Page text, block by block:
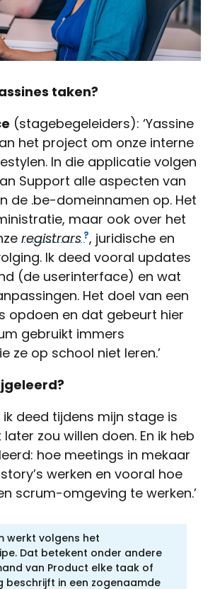
taken?
(stagebegeleiders): ‘Yassine
het project om onze interne
In die applicatie volgen
Support alle aspecten van
de .be-domeinnamen op. Het
maar ook over het
registrars, juridische en
Ik deed vooral updates
(de userinterface) en wat
Het doel van een
opdoen en dat gebeurt hier
gebruikt immers
ze op school niet leren.’
ik deed tijdens mijn stage is
zou willen doen. En ik heb
hoe meetings in mekaar
werken en vooral hoe
scrum-omgeving te werken.’
werkt volgens het
Dat betekent onder andere
van Product elke taak of
beschrijft in een zogenaamde